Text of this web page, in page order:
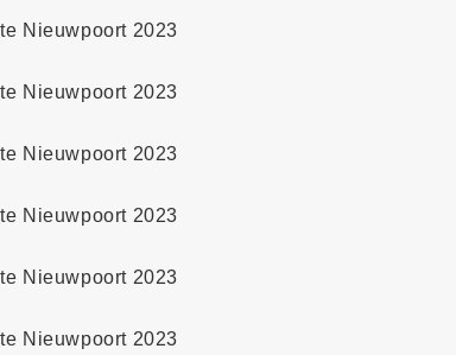
Nieuwpoort 2023
Nieuwpoort 2023
Nieuwpoort 2023
Nieuwpoort 2023
Nieuwpoort 2023
Nieuwpoort 2023